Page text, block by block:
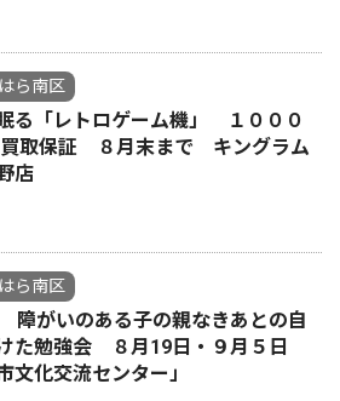
ら南区
る「レトロゲーム機」 １０００
買取保証 ８月末まで キングラム
店
ら南区
がいのある子の親なきあとの自
た勉強会 ８月19日・９月５日
文化交流センター」